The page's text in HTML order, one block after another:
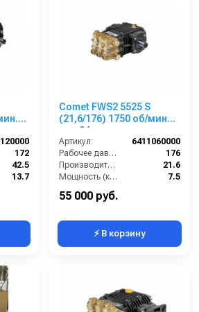
172
42.5
13.7
Comet FWS2 5525 S
(21,6/176) 1750 об/мин
вал 24мм
Артикул:
6411060000
Рабочее давление (бар):
176
Производительность (л/мин):
21.6
Мощность (кВт):
7.5
Обороты двигателя (об/мин):
55 000 руб.
⚡ В корзину